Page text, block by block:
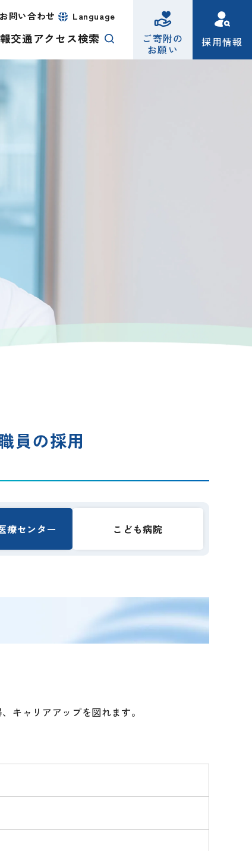
お問い合わせ Language
交通アクセス検索 ご寄附の
お願い
採用情報
員の採用
療センター こども病院
キャリアアップを図れます。